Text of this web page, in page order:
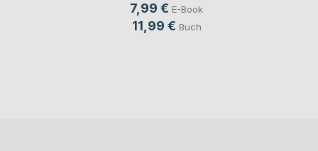
7,99 € E-Book
11,99 € Buch